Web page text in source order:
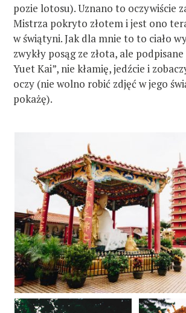
pozie lotosu). Uznano to oczywiście
Mistrza pokryto złotem i jest ono
w świątyni. Jak dla mnie to to ciało
zwykły posąg ze złota, ale
Yuet Kai”, nie kłamię, jedźcie i
oczy (nie wolno robić zdjęć w jego
pokażę).